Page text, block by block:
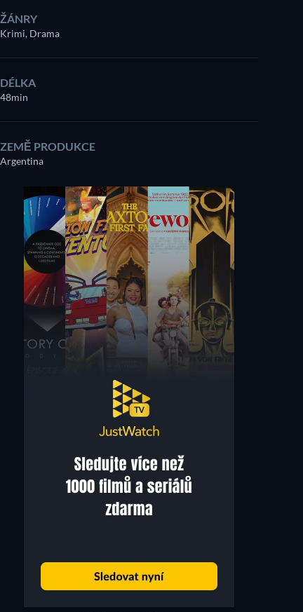
ŽÁNRY
Krimi, Drama
DÉLKA
48min
ZEMĚ PRODUKCE
Argentina
Yael Rubial
Sergio Antín